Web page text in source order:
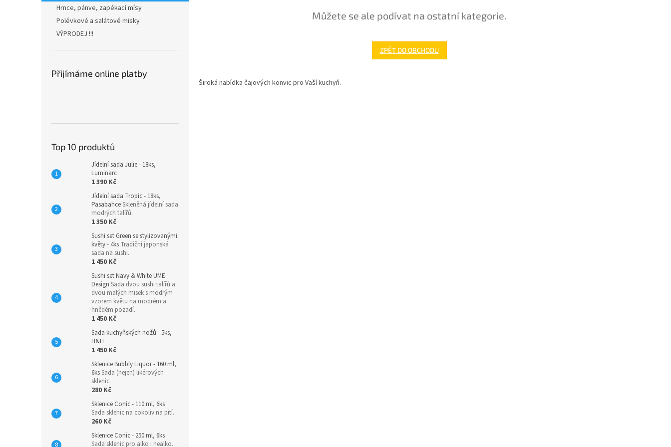
n
Hrnce, pánve, zapékací mísy
Polévkové a salátové misky
VÝPRODEJ !!!
Přijímáme online platby
Top 10 produktů
Jídelní sada Julie - 18ks,
Luminarc
1 390 Kč
Jídelní sada Tropic - 18ks,
PasabahceSkleněná jídelní sada
modrých talířů.
1 350 Kč
Sushi set Green se stylizovanými
květy - 4ks Tradiční japonská
sada na sushi.
1 450 Kč
Sushi set Navy & White UME
Design Sada dvou sushi talířů a
dvou malých misek s modrým
vzorem květu na modrém a
hnědém pozadí.
1 450 Kč
Sada kuchyňských nožů - 5ks,
H&H
1 450 Kč
Sklenice Bubbly Liquor - 160 ml,
6ksSada (nejen) likérových
sklenic.
280 Kč
Sklenice Conic - 110 ml, 6ks
Sada sklenic na cokoliv na pití.
260 Kč
Sklenice Conic - 250 ml, 6ks
Sada sklenic pro alko i nealko.
Můžete se ale podívat na ostatní kategorie.
ZPĚT DO OBCHODU
Široká nabídka čajových konvic pro Vaší kuchyň.